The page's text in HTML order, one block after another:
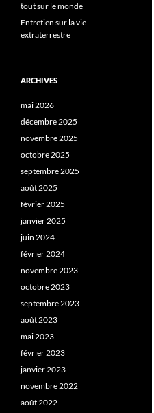
tout sur le monde
Entretien sur la vie
extraterrestre
ARCHIVES
mai 2026
décembre 2025
novembre 2025
octobre 2025
septembre 2025
août 2025
février 2025
janvier 2025
juin 2024
février 2024
novembre 2023
octobre 2023
septembre 2023
août 2023
mai 2023
février 2023
janvier 2023
novembre 2022
août 2022